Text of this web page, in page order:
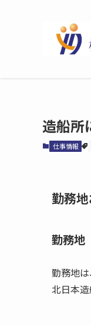
造船所
仕事情報
勤務
勤務地
勤務地は
北日本